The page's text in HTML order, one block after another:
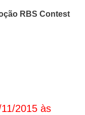
RBS Contest
2015 às